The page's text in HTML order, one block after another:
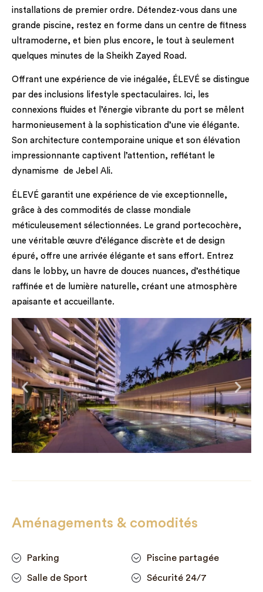
installations de premier ordre. Détendez-vous dans une
grande piscine, restez en forme dans un centre de fitness
ultramoderne, et bien plus encore, le tout à seulement
quelques minutes de la Sheikh Zayed Road.
Offrant une expérience de vie inégalée, ÉLEVÉ se distingue
par des inclusions lifestyle spectaculaires. Ici, les
connexions fluides et l’énergie vibrante du port se mêlent
harmonieusement à la sophistication d’une vie élégante.
Son architecture contemporaine unique et son élévation
impressionnante captivent l’attention, reflétant le
dynamisme de Jebel Ali.
ÉLEVÉ garantit une expérience de vie exceptionnelle,
grâce à des commodités de classe mondiale
méticuleusement sélectionnées. Le grand portecochère,
une véritable œuvre d’élégance discrète et de design
épuré, offre une arrivée élégante et sans effort. Entrez
dans le lobby, un havre de douces nuances, d’esthétique
raffinée et de lumière naturelle, créant une atmosphère
apaisante et accueillante.
Aménagements & comodités
Parking Piscine partagée
Salle de Sport Sécurité 24/7